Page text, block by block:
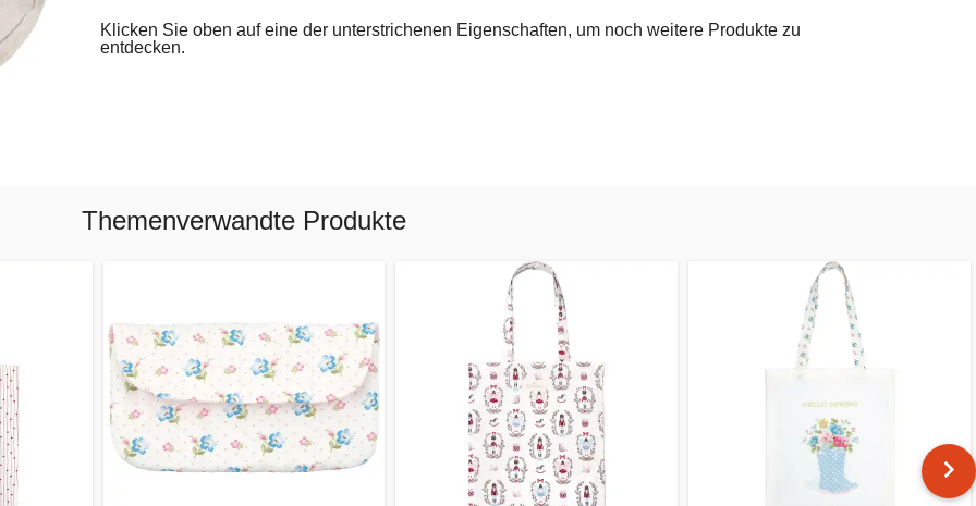
Klicken Sie oben auf eine der unterstrichenen Eigenschaften, um noch weitere Produkte zu
entdecken.
Themenverwandte Produkte